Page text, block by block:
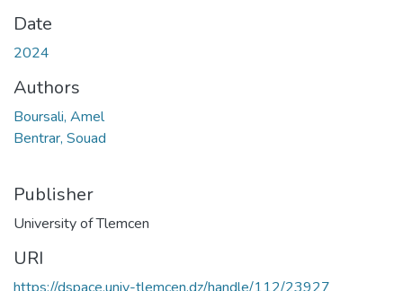
Date
2024
Authors
Boursali, Amel
Bentrar, Souad
Publisher
University of Tlemcen
URI